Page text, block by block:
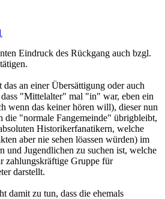
Eindruck des Rückgang auch bzgl.
an einer Übersättigung oder auch
dass "Mittelalter" mal "in" war, eben ein
wenn das keiner hören will), dieser nun
die "normale Fangemeinde" übrigbleibt,
Historikerfanatikern, welche
aber nie sehen löassen würden) im
und Jugendlichen zu suchen ist, welche
zahlungskräftige Gruppe für
darstellt.
damit zu tun, dass die ehemals